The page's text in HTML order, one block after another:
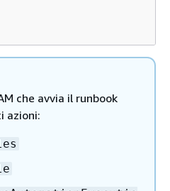
che avvia il runbook
azioni: